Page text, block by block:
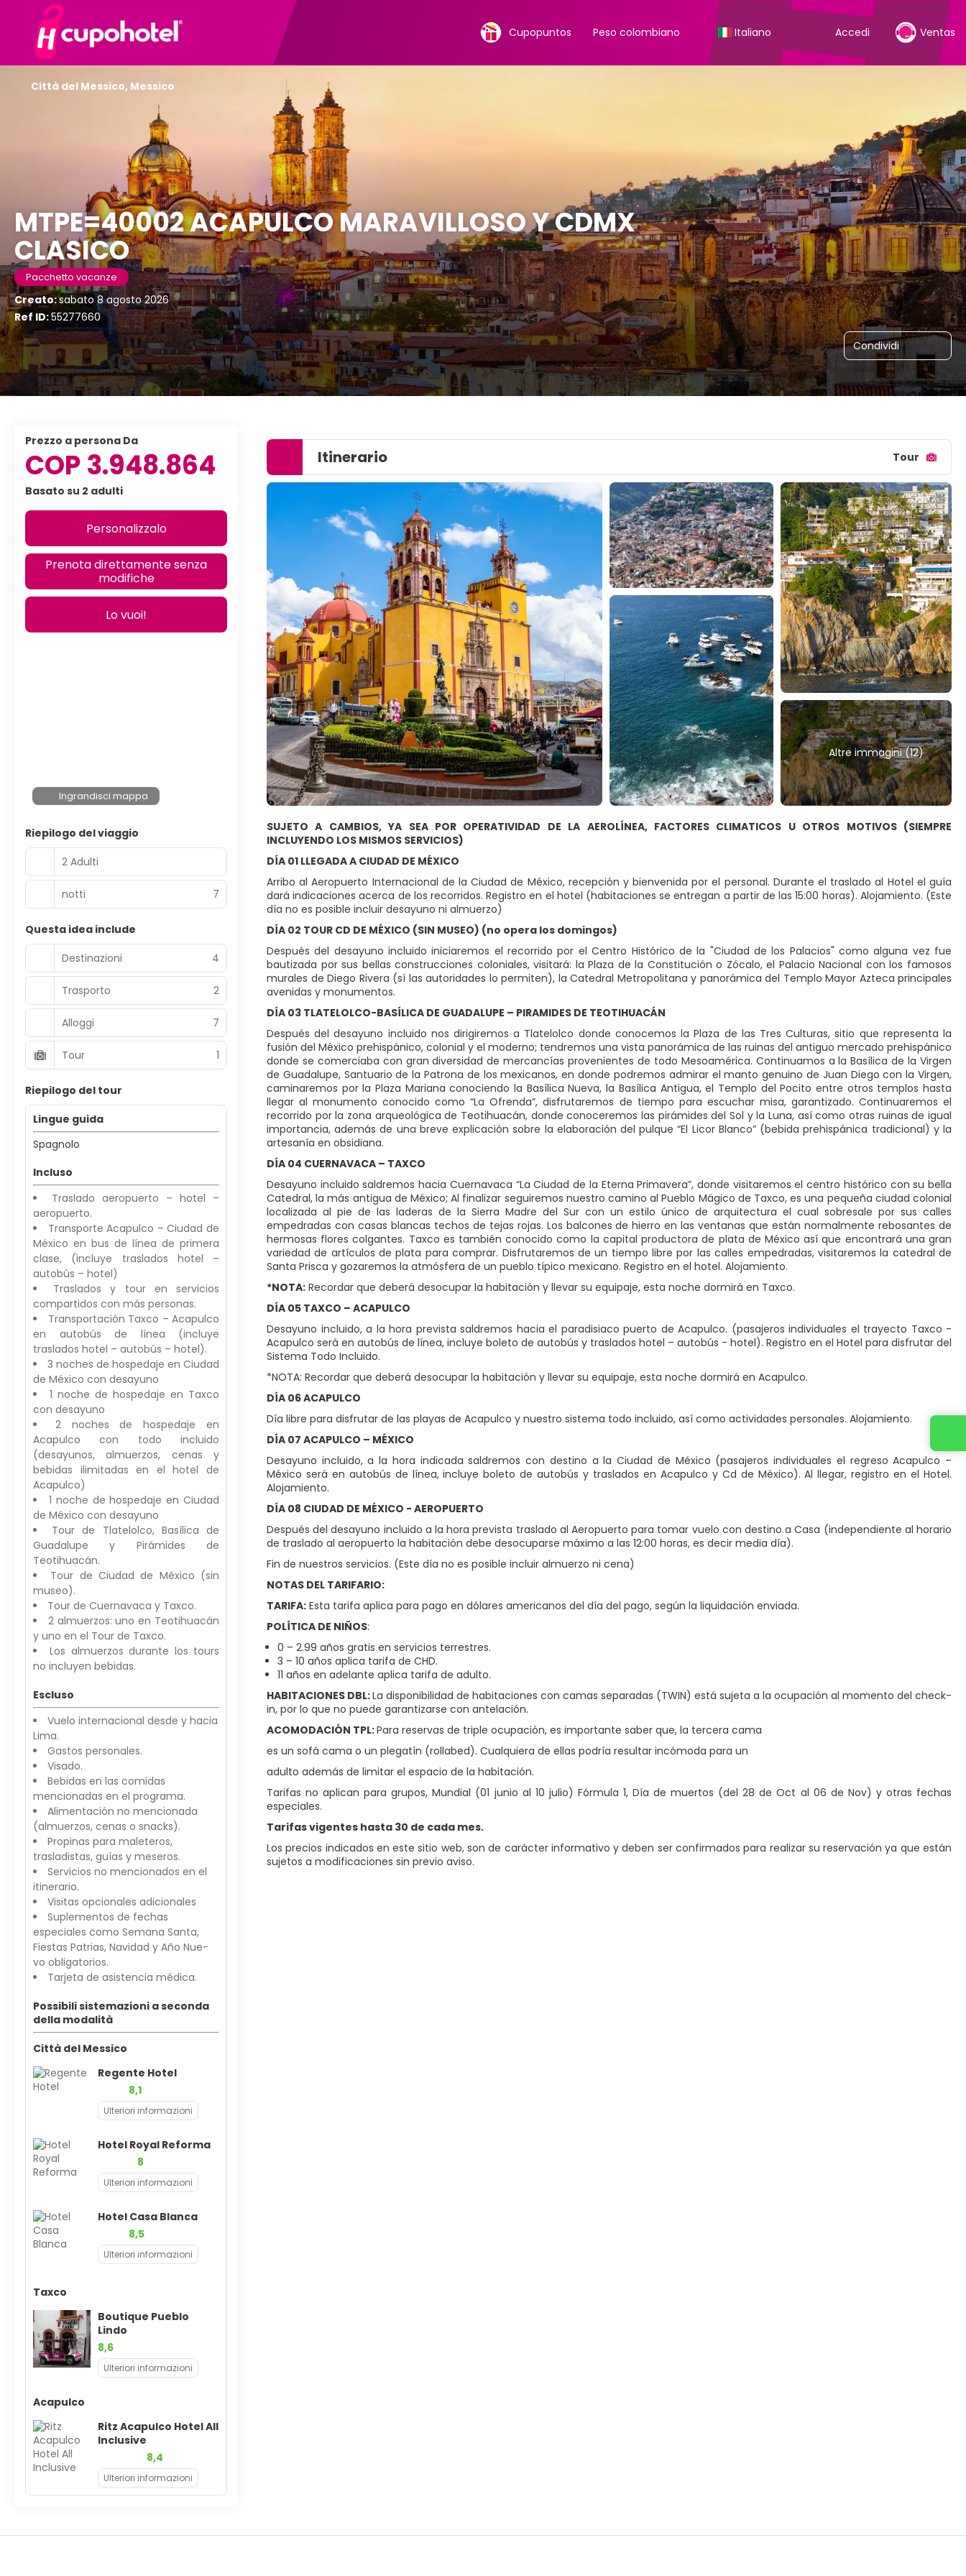
Cupopuntos Peso colombiano Italiano Accedi Ventas
MTPE=40002 ACAPULCO MARAVILLOSO Y CDMX
CLASICO
Pacchetto vacanze
Creato:sabato 8 agosto 2026
Ref ID:55277660
Condividi
Città del Messico, Messico
Itinerario Tour
Altre immagini (12)
SUJETO A CAMBIOS, YA SEA POR OPERATIVIDAD DE LA AEROLÍNEA, FACTORES CLIMATICOS U OTROS MOTIVOS (SIEMPRE
INCLUYENDO LOS MISMOS SERVICIOS)
DÍA 01 LLEGADA A CIUDAD DE MÉXICO
Arribo al Aeropuerto Internacional de la Ciudad de México, recepción y bienvenida por el personal. Durante el traslado al Hotel el guía
dará indicaciones acerca de los recorridos. Registro en el hotel (habitaciones se entregan a partir de las 15:00 horas). Alojamiento. (Este
día no es posible incluir desayuno ni almuerzo)
DÍA 02 TOUR CD DE MÉXICO (SIN MUSEO) (no opera los domingos)
Después del desayuno incluido iniciaremos el recorrido por el Centro Histórico de la "Ciudad de los Palacios" como alguna vez fue
bautizada por sus bellas construcciones coloniales, visitará: la Plaza de la Constitución o Zócalo, el Palacio Nacional con los famosos
murales de Diego Rivera (sí las autoridades lo permiten), la Catedral Metropolitana y panorámica del Templo Mayor Azteca principales
avenidas y monumentos.
DÍA 03 TLATELOLCO-BASÍLICA DE GUADALUPE – PIRAMIDES DE TEOTIHUACÁN
Después del desayuno incluido nos dirigiremos a Tlatelolco donde conocemos la Plaza de las Tres Culturas, sitio que representa la
fusión del México prehispánico, colonial y el moderno; tendremos una vista panorámica de las ruinas del antiguo mercado prehispánico
donde se comerciaba con gran diversidad de mercancías provenientes de todo Mesoamérica. Continuamos a la Basílica de la Virgen
de Guadalupe, Santuario de la Patrona de los mexicanos, en donde podremos admirar el manto genuino de Juan Diego con la Virgen,
caminaremos por la Plaza Mariana conociendo la Basílica Nueva, la Basílica Antigua, el Templo del Pocito entre otros templos hasta
llegar al monumento conocido como “La Ofrenda”, disfrutaremos de tiempo para escuchar misa, garantizado. Continuaremos el
recorrido por la zona arqueológica de Teotihuacán, donde conoceremos las pirámides del Sol y la Luna, así como otras ruinas de igual
importancia, además de una breve explicación sobre la elaboración del pulque “El Licor Blanco” (bebida prehispánica tradicional) y la
artesanía en obsidiana.
DÍA 04 CUERNAVACA – TAXCO
Desayuno incluido saldremos hacia Cuernavaca “La Ciudad de la Eterna Primavera”, donde visitaremos el centro histórico con su bella
Catedral, la más antigua de México; Al finalizar seguiremos nuestro camino al Pueblo Mágico de Taxco, es una pequeña ciudad colonial
localizada al pie de las laderas de la Sierra Madre del Sur con un estilo único de arquitectura el cual sobresale por sus calles
empedradas con casas blancas techos de tejas rojas. Los balcones de hierro en las ventanas que están normalmente rebosantes de
hermosas flores colgantes. Taxco es también conocido como la capital productora de plata de México así que encontrará una gran
variedad de artículos de plata para comprar. Disfrutaremos de un tiempo libre por las calles empedradas, visitaremos la catedral de
Santa Prisca y gozaremos la atmósfera de un pueblo típico mexicano. Registro en el hotel. Alojamiento.
*NOTA: Recordar que deberá desocupar la habitación y llevar su equipaje, esta noche dormirá en Taxco.
DÍA 05 TAXCO – ACAPULCO
Desayuno incluido, a la hora prevista saldremos hacia el paradisiaco puerto de Acapulco. (pasajeros individuales el trayecto Taxco -
Acapulco será en autobús de línea, incluye boleto de autobús y traslados hotel – autobús - hotel). Registro en el Hotel para disfrutar del
Sistema Todo Incluido.
*NOTA: Recordar que deberá desocupar la habitación y llevar su equipaje, esta noche dormirá en Acapulco.
DÍA 06 ACAPULCO
Día libre para disfrutar de las playas de Acapulco y nuestro sistema todo incluido, así como actividades personales. Alojamiento.
DÍA 07 ACAPULCO – MÉXICO
Desayuno incluido, a la hora indicada saldremos con destino a la Ciudad de México (pasajeros individuales el regreso Acapulco –
México será en autobús de línea, incluye boleto de autobús y traslados en Acapulco y Cd de México). Al llegar, registro en el Hotel.
Alojamiento.
DÍA 08 CIUDAD DE MÉXICO - AEROPUERTO
Después del desayuno incluido a la hora prevista traslado al Aeropuerto para tomar vuelo con destino a Casa (independiente al horario
de traslado al aeropuerto la habitación debe desocuparse máximo a las 12:00 horas, es decir media día).
Fin de nuestros servicios. (Este día no es posible incluir almuerzo ni cena)
NOTAS DEL TARIFARIO:
TARIFA: Esta tarifa aplica para pago en dólares americanos del día del pago, según la liquidación enviada.
POLÍTICA DE NIÑOS:
0 – 2.99 años gratis en servicios terrestres.
3 – 10 años aplica tarifa de CHD.
11 años en adelante aplica tarifa de adulto.
HABITACIONES DBL:La disponibilidad de habitaciones con camas separadas (TWIN) está sujeta a la ocupación al momento del check-
in, por lo que no puede garantizarse con antelación.
ACOMODACIÓN TPL:Para reservas de triple ocupación, es importante saber que, la tercera cama
es un sofá cama o un plegatín (rollabed). Cualquiera de ellas podría resultar incómoda para un
adulto además de limitar el espacio de la habitación.
Tarifas no aplican para grupos, Mundial (01 junio al 10 julio) Fórmula 1, Día de muertos (del 28 de Oct al 06 de Nov) y otras fechas
especiales.
Tarifas vigentes hasta 30 de cada mes.
Los precios indicados en este sitio web, son de carácter informativo y deben ser confirmados para realizar su reservación ya que están
sujetos a modificaciones sin previo aviso.
prezzo a persona Da
COP 3.948.864
Basato su 2 adulti
Personalizzalo
Prenota direttamente senza
modifiche
Lo vuoi!
Ingrandisci mappa
Riepilogo del viaggio
2 Adulti
notti 7
Questa idea include
Destinazioni
4
Trasporto 2
Alloggi 7
Tour 1
Riepilogo del tour
Lingue guida
Spagnolo
Incluso
Traslado aeropuerto – hotel –
aeropuerto.
Transporte Acapulco – Ciudad de
México en bus de línea de primera
clase, (incluye traslados hotel –
autobús – hotel)
Traslados y tour en servicios
compartidos con más personas.
Transportación Taxco – Acapulco
en autobús de línea (incluye
traslados hotel – autobús – hotel).
3 noches de hospedaje en Ciudad
de México con desayuno
1 noche de hospedaje en Taxco
con desayuno
2 noches de hospedaje en
Acapulco con todo incluido
(desayunos, almuerzos, cenas y
bebidas ilimitadas en el hotel de
Acapulco)
1 noche de hospedaje en Ciudad
de México con desayuno
Tour de Tlatelolco, Basílica de
Guadalupe y Pirámides de
Teotihuacán.
Tour de Ciudad de México (sin
museo).
Tour de Cuernavaca y Taxco.
2 almuerzos: uno en Teotihuacán
y uno en el Tour de Taxco.
Los almuerzos durante los tours
no incluyen bebidas.
Escluso
Vuelo internacional desde y hacia
Lima.
Gastos personales.
Visado.
Bebidas en las comidas
mencionadas en el programa.
Alimentación no mencionada
(almuerzos, cenas o snacks).
Propinas para maleteros,
trasladistas, guías y meseros.
Servicios no mencionados en el
itinerario.
Visitas opcionales adicionales
Suplementos de fechas
especiales como Semana Santa,
Fiestas Patrias, Navidad y Año Nue-
vo obligatorios.
Tarjeta de asistencia médica.
Possibili sistemazioni a seconda
della modalità
Città del Messico
Regente Hotel
8,1
Ulteriori informazioni
Hotel Royal Reforma
8
Ulteriori informazioni
Hotel Casa Blanca
8,5
Ulteriori informazioni
Taxco
Boutique Pueblo
Lindo
8,6
Ulteriori informazioni
Acapulco
Ritz Acapulco Hotel All
Inclusive
8,4
Ulteriori informazioni